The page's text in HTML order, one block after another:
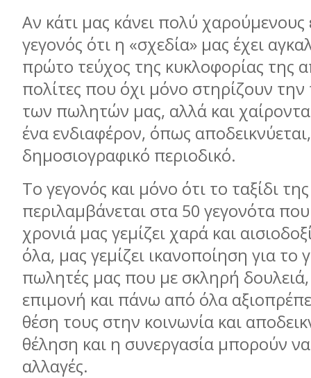
Αν κάτι μας κάνει πολύ χαρούμενους
γεγονός ότι η «σχεδία» μας έχει
πρώτο τεύχος της κυκλοφορίας της
πολίτες που όχι μόνο στηρίζουν
των πωλητών μας, αλλά και
ένα ενδιαφέρον, όπως
δημοσιογραφικό περιοδικό.
Το γεγονός και μόνο ότι το ταξίδι
περιλαμβάνεται στα 50 γεγονότα
χρονιά μας γεμίζει χαρά και
όλα, μας γεμίζει ικανοποίηση για το
πωλητές μας που με σκληρή
επιμονή και πάνω από όλα
θέση τους στην κοινωνία και
θέληση και η συνεργασία μπορούν
αλλαγές.